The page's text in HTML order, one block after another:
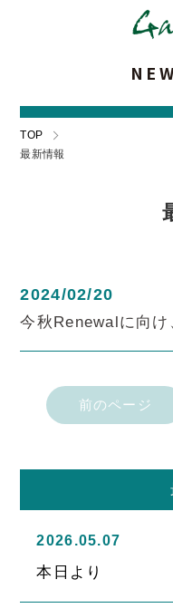
TOP
最新情報
2024/02/20
今秋Renewalに向け
前のページ
2026.05.07
本日より